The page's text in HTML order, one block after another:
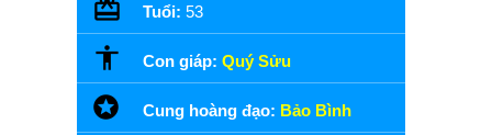
Tuổi: 53
Con giáp: Quý Sửu
Cung hoàng đạo: Bảo Bình